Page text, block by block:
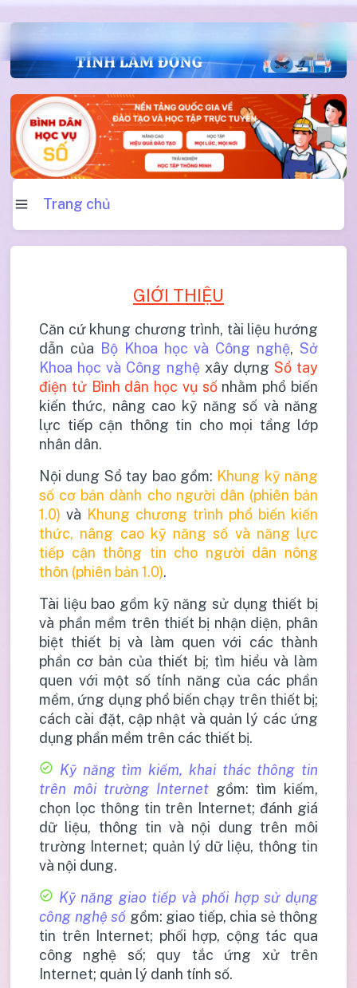
Trang chủ
GIỚI THIỆU
Căn cứ khung chương trình, tài liệu hướng
dẫn của Bộ Khoa học và Công nghệ, Sở
Khoa học và Công nghệxây dựng Sổ tay
điện tử Bình dân học vụ sốnhằm phổ biến
kiến thức, nâng cao kỹ năng số và năng
lực tiếp cận thông tin cho mọi tầng lớp
nhân dân.
Nội dung Sổ tay bao gồm: Khung kỹ năng
số cơ bản dành cho người dân (phiên bản
1.0) và Khung chương trình phổ biến kiến
thức, nâng cao kỹ năng số và năng lực
tiếp cận thông tin cho người dân nông
thôn (phiên bản 1.0).
Tài liệu bao gồm kỹ năng sử dụng thiết bị
và phần mềm trên thiết bị nhận diện, phân
biệt thiết bị và làm quen với các thành
phần cơ bản của thiết bị; tìm hiểu và làm
quen với một số tính năng của các phần
mềm, ứng dụng phổ biến chạy trên thiết bị;
cách cài đặt, cập nhật và quản lý các ứng
dụng phần mềm trên các thiết bị.
Kỹ năng tìm kiếm, khai thác thông tin
trên môi trường Internet gồm: tìm kiếm,
chọn lọc thông tin trên Internet; đánh giá
dữ liệu, thông tin và nội dung trên môi
trường Internet; quản lý dữ liệu, thông tin
và nội dung.
Kỹ năng giao tiếp và phối hợp sử dụng
công nghệ số gồm: giao tiếp, chia sẻ thông
tin trên Internet; phối hợp, cộng tác qua
công nghệ số; quy tắc ứng xử trên
Internet; quản lý danh tính số.